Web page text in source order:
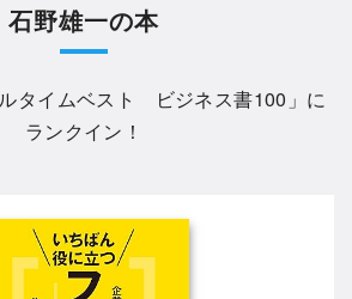
石野雄一の本
タイムベスト ビジネス書100 」に
ランクイン！